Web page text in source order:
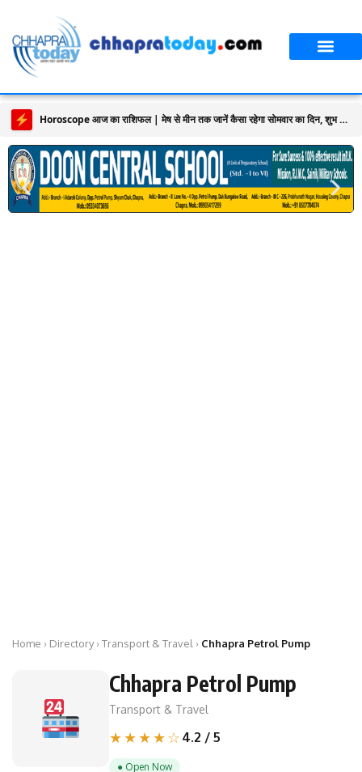
Horoscope आज का राशिफल | मेष से मीन तक जानें कैसा रहेगा सोमवार का दिन, शुभ रंग और लकी नंबर
Home › Directory› Transport & Travel › Chhapra Petrol Pump
Chhapra Petrol Pump
Transport & Travel
★★★★☆ 4.2 / 5
● Open Now